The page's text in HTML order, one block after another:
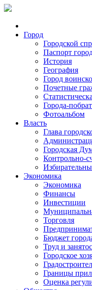
Город
Городской
Паспорт
История
География
Город
Почетные
Города-
Фотоальбом
Власть
Глава
Городская
Контрольно-
Экономика
Экономика
Финансы
Инвестиции
Торговля
Бюджет
Труд и
Городское
Границы
Оценка